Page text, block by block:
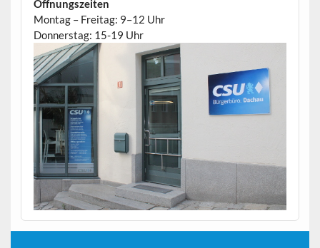
Öffnungszeiten
Montag – Freitag: 9–12 Uhr
Donnerstag: 15-19 Uhr